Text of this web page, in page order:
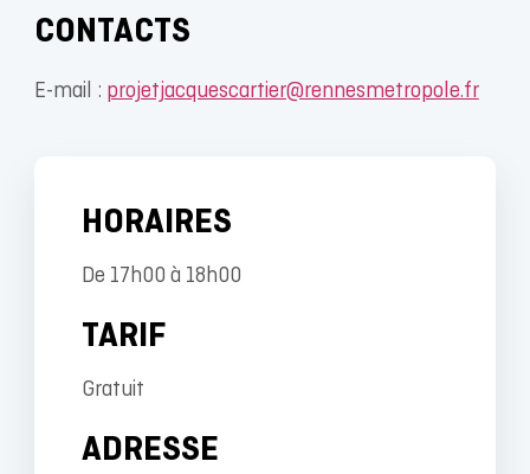
CONTACTS
E-mail : projetjacquescartier@rennesmetropole.fr
HORAIRES
De 17h00 à 18h00
TARIF
Gratuit
ADRESSE